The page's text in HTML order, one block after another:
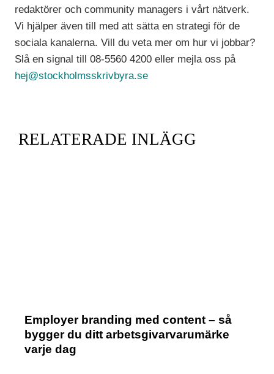
redaktörer och community managers i vårt nätverk.
Vi hjälper även till med att sätta en strategi för de
sociala kanalerna. Vill du veta mer om hur vi jobbar?
Slå en signal till 08-5560 4200 eller mejla oss på
hej@stockholmsskrivbyra.se
RELATERADE INLÄGG
Employer branding med content – så
bygger du ditt arbetsgivarvarumärke
varje dag